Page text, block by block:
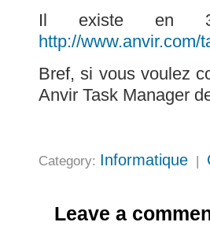
Il existe en 3
http://www.anvir.com/
Bref, si vous voulez
Anvir Task Manager
Category: Informatique |
Leave a